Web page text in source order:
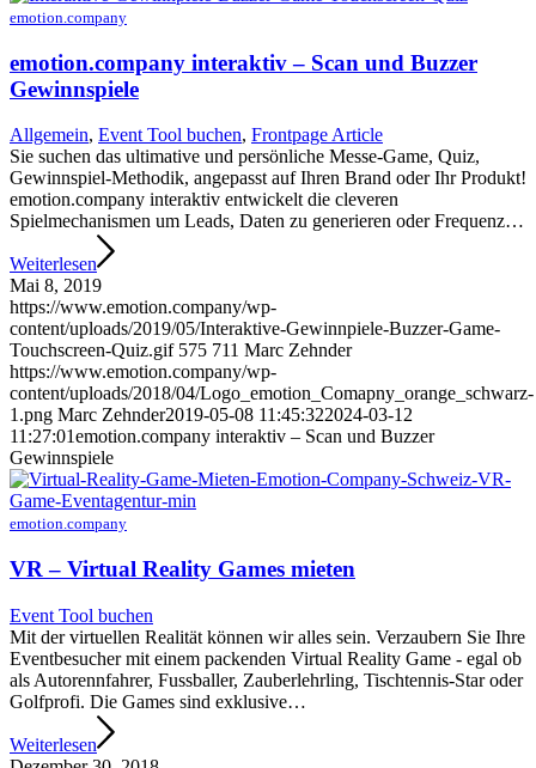
emotion.company
emotion.company interaktiv – Scan und Buzzer
Gewinnspiele
Allgemein, Event Tool buchen, Frontpage Article
Sie suchen das ultimative und persönliche Messe-Game, Quiz,
Gewinnspiel-Methodik, angepasst auf Ihren Brand oder Ihr Produkt!
emotion.company interaktiv entwickelt die cleveren
Spielmechanismen um Leads, Daten zu generieren oder Frequenz…
Weiterlesen
Mai 8, 2019
https://www.emotion.company/wp-
content/uploads/2019/05/Interaktive-Gewinnpiele-Buzzer-Game-
Touchscreen-Quiz.gif 575 711 Marc Zehnder
https://www.emotion.company/wp-
content/uploads/2018/04/Logo_emotion_Comapny_orange_schwarz-
1.png Marc Zehnder2019-05-08 11:45:322024-03-12
11:27:01emotion.company interaktiv – Scan und Buzzer
Gewinnspiele
emotion.company
VR – Virtual Reality Games mieten
Event Tool buchen
Mit der virtuellen Realität können wir alles sein. Verzaubern Sie Ihre
Eventbesucher mit einem packenden Virtual Reality Game - egal ob
als Autorennfahrer, Fussballer, Zauberlehrling, Tischtennis-Star oder
Golfprofi. Die Games sind exklusive…
Weiterlesen